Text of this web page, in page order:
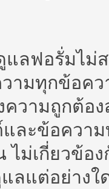
แลฟอรั่มไม่
ามทุกข้อคว
ความถูกต้อ
ละข้อควา
ไม่เกี่ยวข้อ
ลแต่อย่าง